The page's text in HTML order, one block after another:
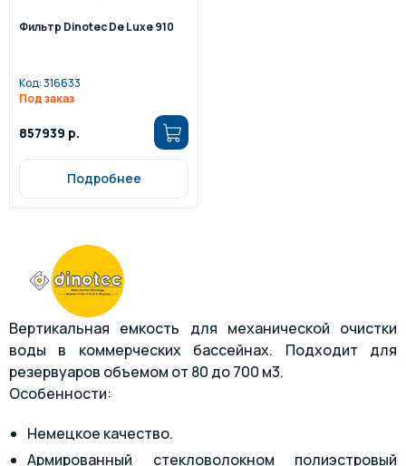
Фильтр Dinotec De Luxe 910
Код:316633
Под заказ
857939 р.
Подробнее
Вертикальная емкость для механической очистки
воды в коммерческих бассейнах. Подходит для
резервуаров объемом от 80 до 700 м3.
Особенности:
Немецкое качество.
Армированный стекловолокном полиэстровый